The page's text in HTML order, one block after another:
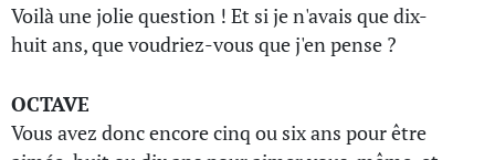
Voilà une jolie question ! Et si je n'avais que dix-
huit ans, que voudriez-vous que j'en pense ?
OCTAVE
Vous avez donc encore cinq ou six ans pour être